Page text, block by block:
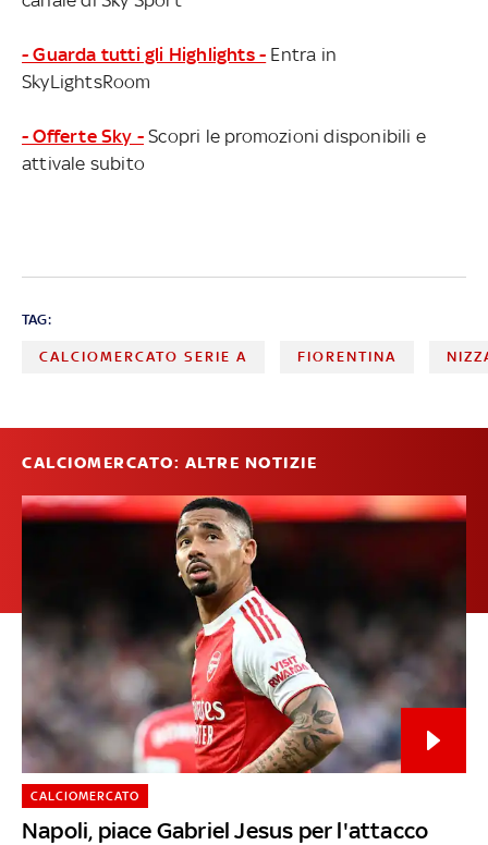
- Guarda tutti gli Highlights - Entra in
SkyLightsRoom
- Offerte Sky - Scopri le promozioni disponibili e
attivale subito
TAG:
CALCIOMERCATO SERIE A FIORENTINA
CALCIOMERCATO: ALTRE NOTIZIE
Napoli, piace Gabriel Jesus per l'attacco
CALCIOMERCATO